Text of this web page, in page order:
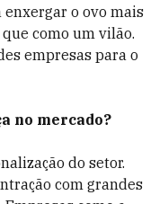
enxergar o ovo mais
como um vilão.
empresas para o
no mercado?
do setor.
com grandes